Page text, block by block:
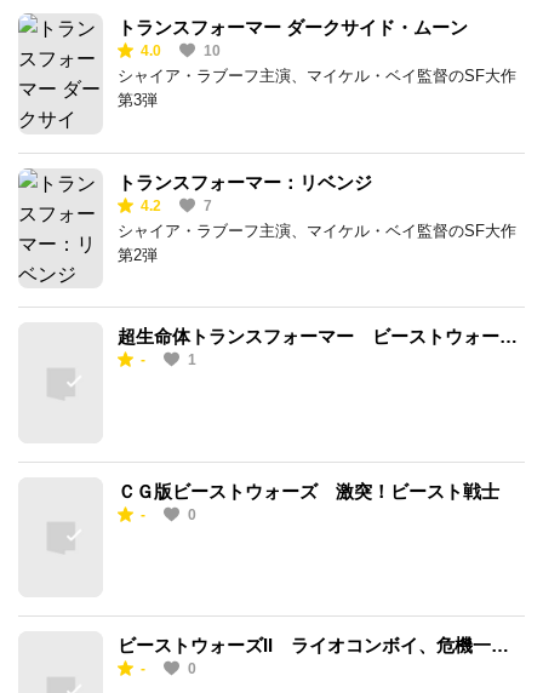
トランスフォーマー ダークサイド・ムーン
4.0 10
シャイア・ラブーフ主演、マイケル・ベイ監督のSF大作
第3弾
トランスフォーマー：リベンジ
4.2 7
シャイア・ラブーフ主演、マイケル・ベイ監督のSF大作
第2弾
超生命体トランスフォーマー ビーストウォーズ
メタルス コンボイ大変身！
- 1
ＣＧ版ビーストウォーズ 激突！ビースト戦士
- 0
ビーストウォーズII ライオコンボイ、危機一
髪！- 0